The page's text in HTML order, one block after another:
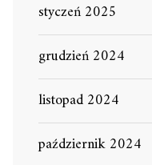
styczeń 2025
grudzień 2024
listopad 2024
październik 2024